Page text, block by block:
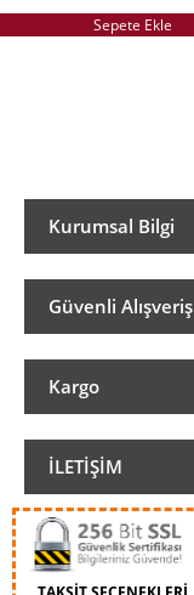
Sepete Ekle
Kurumsal Bilgi
Güvenli Alışveriş
Kargo
İLETIŞIM